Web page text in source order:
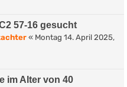
57-16 gesucht
« Montag 14. April 2025,
im Alter von 40